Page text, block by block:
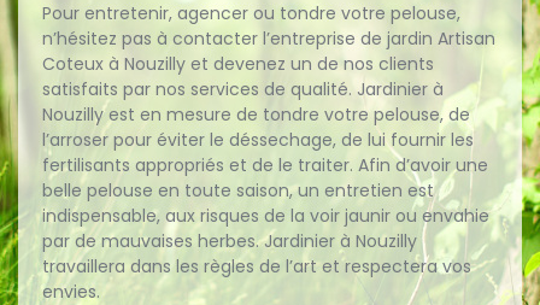
Pour entretenir, agencer ou tondre votre pelouse,
n’hésitez pas à contacter l’entreprise de jardin Artisan
Coteux à Nouzilly et devenez un de nos clients
satisfaits par nos services de qualité. Jardinier à
Nouzilly est en mesure de tondre votre pelouse, de
l’arroser pour éviter le déssechage, de lui fournir les
fertilisants appropriés et de le traiter. Afin d’avoir une
belle pelouse en toute saison, un entretien est
indispensable, aux risques de la voir jaunir ou envahie
par de mauvaises herbes. Jardinier à Nouzilly
travaillera dans les règles de l’art et respectera vos
envies.